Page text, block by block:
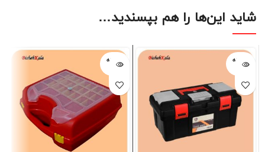
شاید این‌ها را هم بپسندید…
فروخته
شده
فروخته
شده